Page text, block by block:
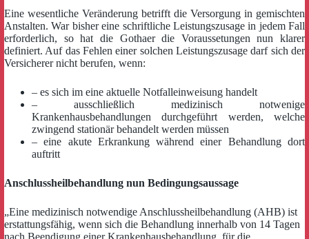
Eine wesentliche Veränderung betrifft die Versorgung in gemischten
Anstalten. War bisher eine schriftliche Leistungszusage in jedem Fall
erforderlich, so hat die Gothaer die Voraussetungen nun klarer
definiert. Auf das Fehlen einer solchen Leistungszusage darf sich der
Versicherer nicht berufen, wenn:
– es sich im eine aktuelle Notfalleinweisung handelt
– ausschließlich medizinisch notwenige
Krankenhausbehandlungen durchgeführt werden, welche
zwingend stationär behandelt werden müssen
– eine akute Erkrankung während einer Behandlung dort
auftritt
Anschlussheilbehandlung nun Bedingungsaussage
„Eine medizinisch notwendige Anschlussheilbehandlung (AHB) ist
erstattungsfähig, wenn sich die Behandlung innerhalb von 14 Tagen
nach Beendigung einer Krankenhausbehandlung, für die